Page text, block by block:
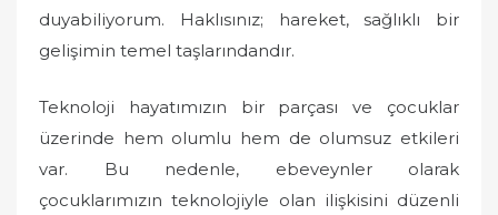
duyabiliyorum. Haklısınız; hareket, sağlıklı bir
gelişimin temel taşlarındandır.
Teknoloji hayatımızın bir parçası ve çocuklar
üzerinde hem olumlu hem de olumsuz etkileri
var. Bu nedenle, ebeveynler olarak
çocuklarımızın teknolojiyle olan ilişkisini düzenli